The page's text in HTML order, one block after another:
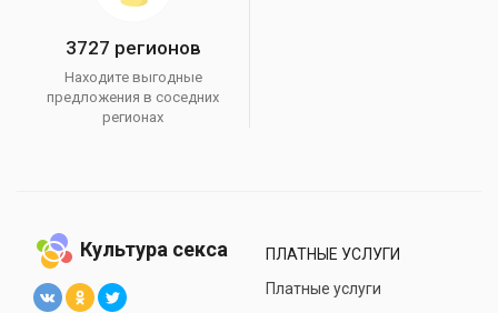
3727 регионов
Находите выгодные
предложения в соседних
регионах
Культура секса
ПЛАТНЫЕ УСЛУГИ
Платные услуги